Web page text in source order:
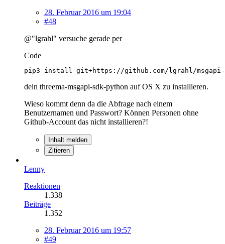
28. Februar 2016 um 19:04
#48
@"lgrahl" versuche gerade per
Code
pip3 install git+https://github.com/lgrahl/
dein threema-msgapi-sdk-python auf OS X zu installieren.
Wieso kommt denn da die Abfrage nach einem
Benutzernamen und Passwort? Können Personen ohne
Github-Account das nicht installieren?!
Inhalt melden
Zitieren
Lenny
Reaktionen
1.338
Beiträge
1.352
28. Februar 2016 um 19:57
#49